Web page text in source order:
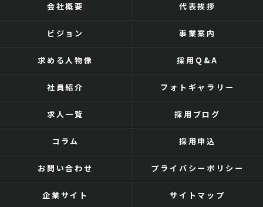
会社概要 代表挨拶
ビジョン 事業案内
求める人物像 採用Q&A
社員紹介 フォトギャラリー
求人一覧 採用ブログ
コラム 採用申込
お問い合わせ プライバシーポリシー
企業サイト サイトマップ